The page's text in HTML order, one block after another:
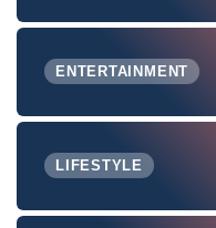
ENTERTAINMENT
LIFESTYLE